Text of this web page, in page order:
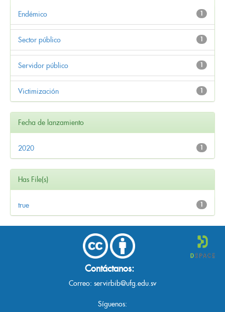
1
Endémico
1
Sector público
1
Servidor público
1
Victimización
Fecha de lanzamiento
1
2020
Has File(s)
1
true
Contáctanos:
Correo: servirbib@ufg.edu.sv
Síguenos: